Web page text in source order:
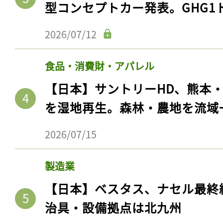
型コンセプトカー発表。GHG1
2026/07/12
食品・消費財・アパレル
【日本】サントリーHD、熊本
を湿地再生。森林・農地を流
2026/07/15
製造業
【日本】ベスタス、ナセル最
治具・設備拠点は北九州